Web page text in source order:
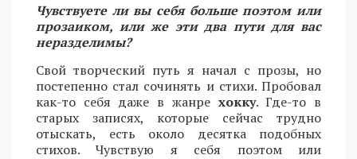
Чувствуете ли вы себя больше поэтом или
прозаиком, или же эти два пути для вас
неразделимы?
Свой творческий путь я начал с прозы, но
постепенно стал сочинять и стихи. Пробовал
как-то себя даже в жанре хокку. Где-то в
старых записях, которые сейчас трудно
отыскать, есть около десятка подобных
стихов. Чувствую я себя поэтом или